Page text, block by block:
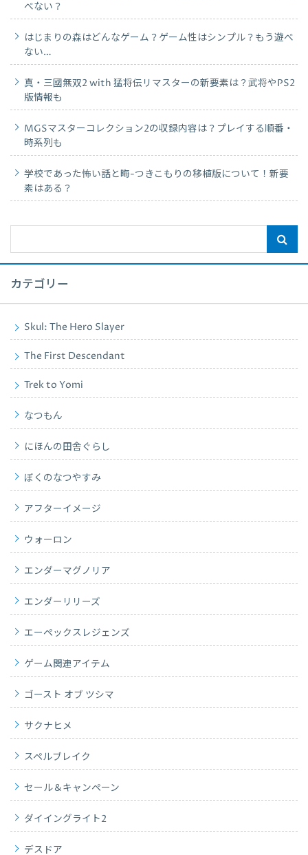
べない？
はじまりの森はどんなゲーム？ゲーム性はシンプル？もう遊べ
ない…
真・三國無双2 with 猛将伝リマスターの新要素は？武将やPS2
版情報も
MGSマスターコレクション2の収録内容は？プレイする順番・
時系列も
学校であった怖い話と晦-つきこもりの移植版について！新要
素はある？
カテゴリー
Skul: The Hero Slayer
The First Descendant
Trek to Yomi
なつもん
にほんの田舎ぐらし
ぼくのなつやすみ
アフターイメージ
ウォーロン
エンダーマグノリア
エンダーリリーズ
エーペックスレジェンズ
ゲーム関連アイテム
ゴースト オブ ツシマ
サクナヒメ
スペルブレイク
セール＆キャンペーン
ダイイングライト2
デスドア